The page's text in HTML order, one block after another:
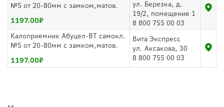
№5 от 20-80мм с замком,матов.
1197.00
ул. Березка, д.
19/2, помещение 1
8 800 755 00 03
Калоприемник Абуцел-ВТ самокл.
№5 от 20-80мм с замком,матов.
1197.00
Вита Экспресс
ул. Аксакова, 30
8 800 755 00 03